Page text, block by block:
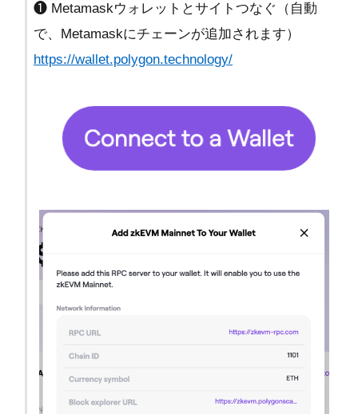
❶ Metamaskウォレットとサイトつなぐ（自動
で、Metamaskにチェーンが追加されます）
https://wallet.polygon.technology/